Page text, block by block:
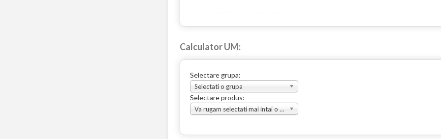
Calculator UM:
Selectare grupa:
Selectati o grupa
Selectare produs:
Va rugam selectati mai intai o grupa